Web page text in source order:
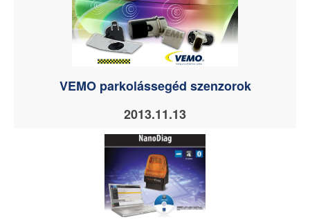
VEMO parkolássegéd szenzorok
2013.11.13